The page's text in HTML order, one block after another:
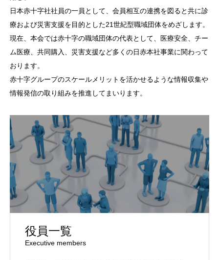
日本赤十字社社員の一員として、会員相互の連携を図ると共に診
療および災害支援を目的とした21世紀型職域団体をめざします。
現在、本会では赤十字の職域団体の代表として、医療安全、チー
ム医療、共同購入、災害支援など多くの日赤本社事業に関わって
おります。
赤十字グループのスケールメリットを活かせるような情報収集や
情報発信の取り組みを推進してまいります。
役員一覧
Executive members